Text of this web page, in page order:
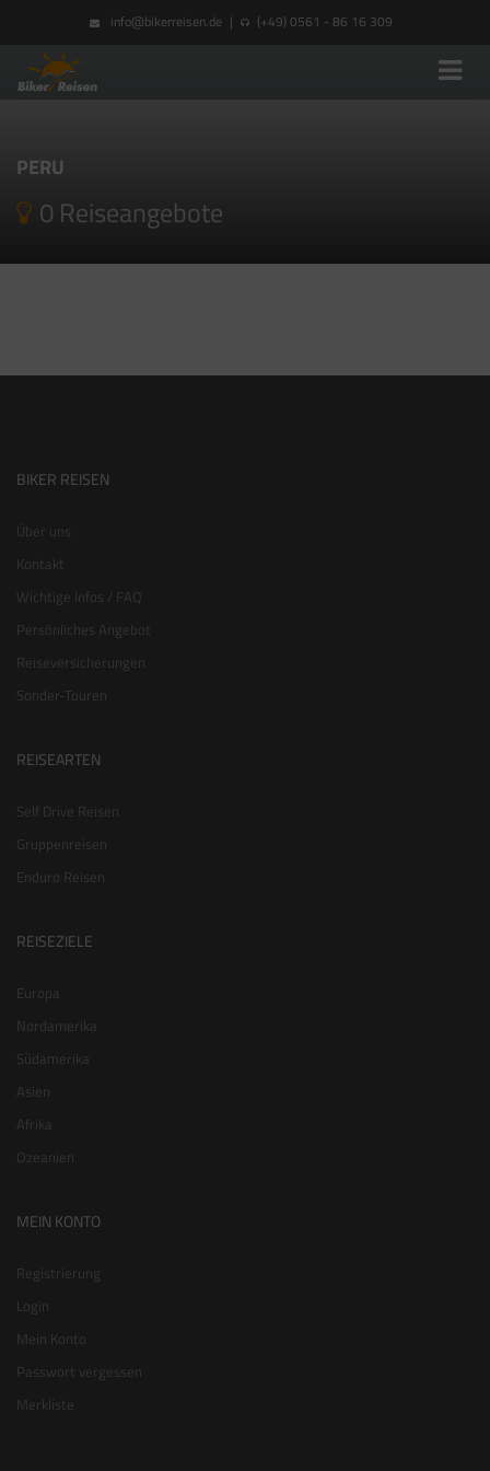
info@bikerreisen.de | (+49) 0561 - 86 16 309
PERU
0 Reiseangebote
BIKER REISEN
Über uns
Kontakt
Wichtige Infos / FAQ
Persönliches Angebot
Reiseversicherungen
Sonder-Touren
REISEARTEN
Self Drive Reisen
Gruppenreisen
Enduro Reisen
REISEZIELE
Europa
Nordamerika
Südamerika
Asien
Afrika
Ozeanien
MEIN KONTO
Registrierung
Login
Mein Konto
Passwort vergessen
Merkliste